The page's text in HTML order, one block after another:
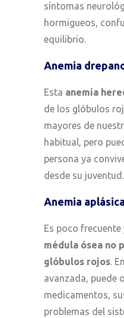
síntomas
hormigueos,
equilibrio.
Anemia
Esta anemia
de los glóbulos
mayores de
habitual, pero
persona ya
desde su juventud.
Anemia
Es poco
médula ósea no
glóbulos rojos.
avanzada, puede
medicamentos,
problemas del